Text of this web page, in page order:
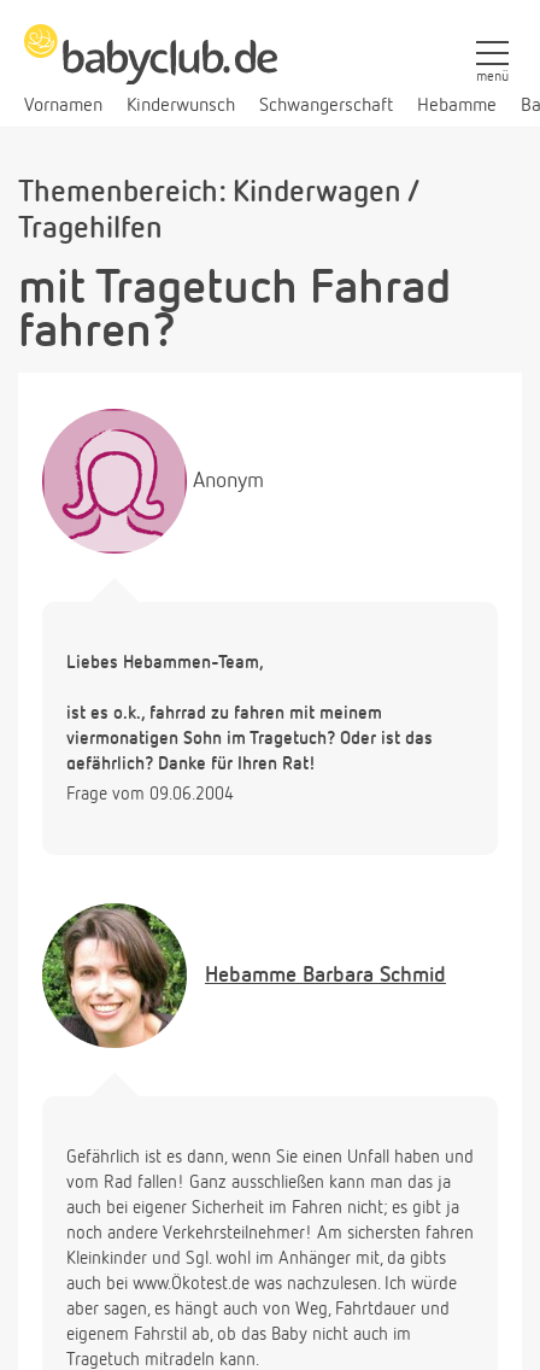
Vornamen Kinderwunsch Schwangerschaft Hebamme
menü
Themenbereich: Kinderwagen /
Tragehilfen
mit Tragetuch Fahrad
fahren?
Anonym
Liebes Hebammen-Team,
ist es o.k., fahrrad zu fahren mit meinem
viermonatigen Sohn im Tragetuch? Oder ist das
gefährlich? Danke für Ihren Rat!
Frage vom 09.06.2004
Hebamme Barbara Schmid
Gefährlich ist es dann, wenn Sie einen Unfall haben und
vom Rad fallen! Ganz ausschließen kann man das ja
auch bei eigener Sicherheit im Fahren nicht; es gibt ja
noch andere Verkehrsteilnehmer! Am sichersten fahren
Kleinkinder und Sgl. wohl im Anhänger mit, da gibts
auch bei www.Ökotest.de was nachzulesen. Ich würde
aber sagen, es hängt auch von Weg, Fahrtdauer und
eigenem Fahrstil ab, ob das Baby nicht auch im
Tragetuch mitradeln kann.